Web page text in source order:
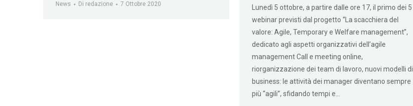
News Di redazione 7 Ottobre 2020
Lunedì 5 ottobre, a partire dalle ore 17, il primo dei 5
webinar previsti dal progetto “La scacchiera del
valore: Agile, Temporary e Welfare management”,
dedicato agli aspetti organizzativi dell’agile
management Call e meeting online,
riorganizzazione dei team di lavoro, nuovi modelli di
business: le attività dei manager diventano sempre
più “agili”, sfidando tempi e…